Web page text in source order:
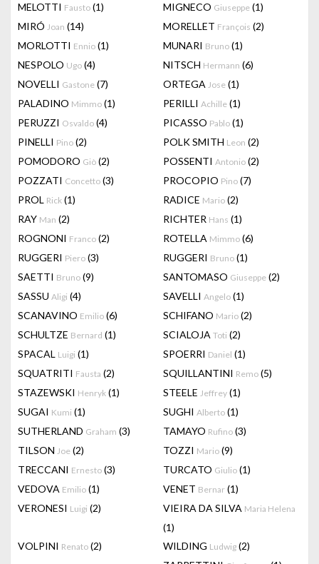
MELOTTI Fausto (1) MIGNECO Giuseppe (1)
MIRÓ Joan (14) MORELLET François (2)
MORLOTTI Ennio (1) MUNARI Bruno (1)
NESPOLO Ugo (4) NITSCH Hermann (6)
NOVELLI Gastone (7) ORTEGA Jose (1)
PALADINO Mimmo (1) PERILLI Achille (1)
PERUZZI Osvaldo (4) PICASSO Pablo (1)
PINELLI Pino (2) POLK SMITH Leon (2)
POMODORO Giò (2) POSSENTI Antonio (2)
POZZATI Concetto (3) PROCOPIO Pino (7)
PROL Rick (1) RADICE Mario (2)
RAY Man (2) RICHTER Hans (1)
ROGNONI Franco (2) ROTELLA Mimmo (6)
RUGGERI Piero (3) RUGGERI Bruno (1)
SAETTI Bruno (9) SANTOMASO Giuseppe (2)
SASSU Aligi (4) SAVELLI Angelo (1)
SCANAVINO Emilio (6) SCHIFANO Mario (2)
SCHULTZE Bernard (1) SCIALOJA Toti (2)
SPACAL Luigi (1) SPOERRI Daniel (1)
SQUATRITI Fausta (2) SQUILLANTINI Remo (5)
STAZEWSKI Henryk (1) STEELE Jeffrey (1)
SUGAI Kumi (1) SUGHI Alberto (1)
SUTHERLAND Graham (3) TAMAYO Rufino (3)
TILSON Joe (2) TOZZI Mario (9)
TRECCANI Ernesto (3) TURCATO Giulio (1)
VEDOVA Emilio (1) VENET Bernar (1)
VERONESI Luigi (2) VIEIRA DA SILVA Maria Helena
(1)
VOLPINI Renato (2) WILDING Ludwig (2)